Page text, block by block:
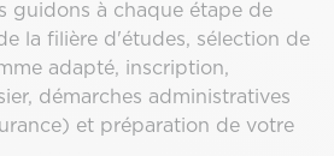
guidons à chaque étape de
la filière d'études, sélection de
adapté, inscription,
démarches administratives
et préparation de votre